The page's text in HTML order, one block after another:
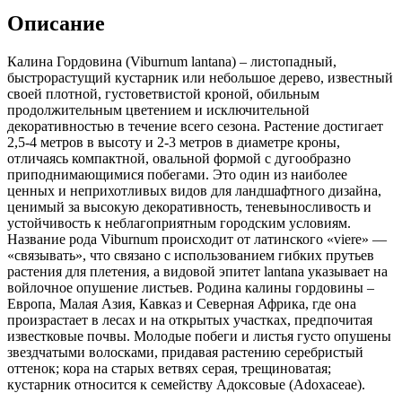
Описание
Калина Гордовина (Viburnum lantana) – листопадный,
быстрорастущий кустарник или небольшое дерево, известный
своей плотной, густоветвистой кроной, обильным
продолжительным цветением и исключительной
декоративностью в течение всего сезона. Растение достигает
2,5-4 метров в высоту и 2-3 метров в диаметре кроны,
отличаясь компактной, овальной формой с дугообразно
приподнимающимися побегами. Это один из наиболее
ценных и неприхотливых видов для ландшафтного дизайна,
ценимый за высокую декоративность, теневыносливость и
устойчивость к неблагоприятным городским условиям.
Название рода Viburnum происходит от латинского «viere» —
«связывать», что связано с использованием гибких прутьев
растения для плетения, а видовой эпитет lantana указывает на
войлочное опушение листьев. Родина калины гордовины –
Европа, Малая Азия, Кавказ и Северная Африка, где она
произрастает в лесах и на открытых участках, предпочитая
известковые почвы. Молодые побеги и листья густо опушены
звездчатыми волосками, придавая растению серебристый
оттенок; кора на старых ветвях серая, трещиноватая;
кустарник относится к семейству Адоксовые (Adoxaceae).